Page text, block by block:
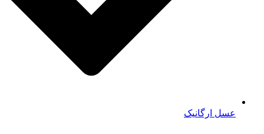
عسل ارگانیک